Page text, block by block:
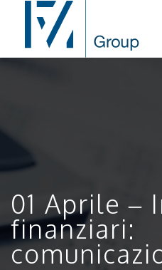
01 Aprile –
finanziari: